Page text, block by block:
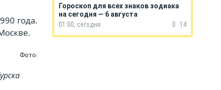
года.
Фото:
Гороскоп для всех знаков зодиака
на сегодня — 6 августа
01:00, сегодня
0 14